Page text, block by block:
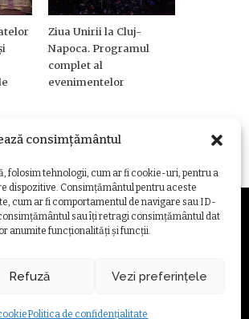
consimțământul
folosim tehnologii, cum ar fi cookie-uri, pentru a
dispozitive. Consimțământul pentru aceste
cum ar fi comportamentul de navigare sau ID-
sau îți retragi consimțământul dat
anumite funcționalități și funcții.
Refuză Vezi preferințele
Politica de confidențialitate
Ziua Unirii la Cluj-
Napoca. Programul
complet al
evenimentelor